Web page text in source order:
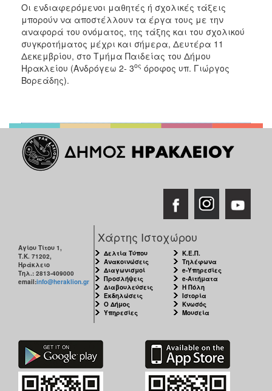
Οι ενδιαφερόμενοι μαθητές ή σχολικές τάξεις
μπορούν να αποστέλλουν τα έργα τους με την
αναφορά του ονόματος, της τάξης και του σχολικού
συγκροτήματος μέχρι και σήμερα, Δευτέρα 11
Δεκεμβρίου, στο Τμήμα Παιδείας του Δήμου
Ηρακλείου (Ανδρόγεω 2- 3ος όροφος υπ. Γιώργος
Βορεάδης).
Αγίου Τίτου 1,
Τ.Κ. 71202,
Ηράκλειο
Τηλ.: 2813-409000
email:info@heraklion.gr
Χάρτης Ιστοχώρου
Δελτία Τύπου
Ανακοινώσεις
Διαγωνισμοί
Προσλήψεις
Διαβουλεύσεις
Εκδηλώσεις
Ο Δήμος
Υπηρεσίες
Κ.Ε.Π.
Τηλέφωνα
e-Υπηρεσίες
e-Αιτήματα
Η Πόλη
Ιστορία
Κνωσός
Μουσεία